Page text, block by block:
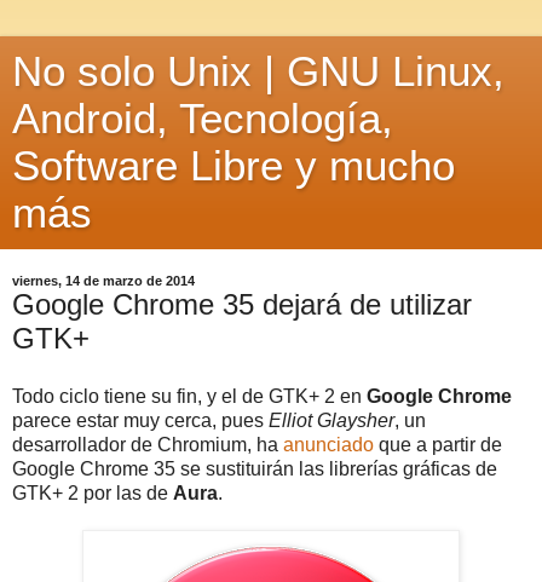
No solo Unix | GNU Linux,
Android, Tecnología,
Software Libre y mucho
más
viernes, 14 de marzo de 2014
Google Chrome 35 dejará de utilizar
GTK+
Todo ciclo tiene su fin, y el de GTK+ 2 en Google Chrome
parece estar muy cerca, pues Elliot Glaysher, un
desarrollador de Chromium, ha anunciado que a partir de
Google Chrome 35 se sustituirán las librerías gráficas de
GTK+ 2 por las de Aura.